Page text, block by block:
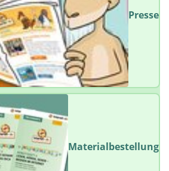
Presse
Materialbestellung